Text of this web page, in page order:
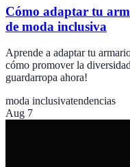
Cómo adaptar tu
de moda inclusiva
Aprende a adaptar tu
cómo promover la
guardarropa ahora!
moda inclusivatendencias
Aug 7